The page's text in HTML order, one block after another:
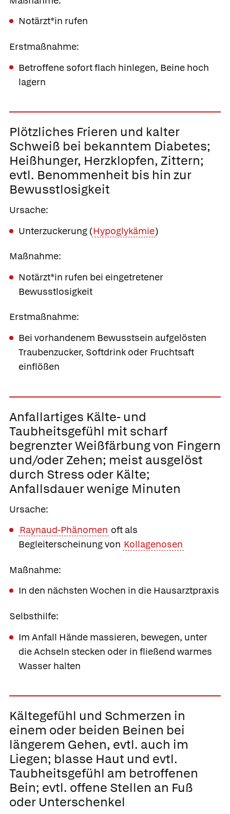
Notärzt*in rufen
Erstmaßnahme:
Betroffene sofort flach hinlegen, Beine hoch
lagern
Plötzliches Frieren und kalter
Schweiß bei bekanntem Diabetes;
Heißhunger, Herzklopfen, Zittern;
evtl. Benommenheit bis hin zur
Bewusstlosigkeit
Ursache:
Unterzuckerung (Hypoglykämie)
Maßnahme:
Notärzt*in rufen bei eingetretener
Bewusstlosigkeit
Erstmaßnahme:
Bei vorhandenem Bewusstsein aufgelösten
Traubenzucker, Softdrink oder Fruchtsaft
einflößen
Anfallartiges Kälte- und
Taubheitsgefühl mit scharf
begrenzter Weißfärbungvon Fingern
und/oder Zehen; meist ausgelöst
durch Stress oder Kälte;
Anfallsdauer wenige Minuten
Ursache:
Raynaud-Phänomen oft als
Begleiterscheinung von Kollagenosen
Maßnahme:
In den nächsten Wochen in die Hausarztpraxis
Selbsthilfe:
Im Anfall Hände massieren, bewegen, unter
die Achseln stecken oder in fließend warmes
Wasser halten
Kältegefühl und Schmerzen in
einem oder beiden Beinen bei
längerem Gehen, evtl. auch im
Liegen; blasse Haut und evtl.
Taubheitsgefühl am betroffenen
Bein; evtl. offene Stellen an Fuß
oder Unterschenkel